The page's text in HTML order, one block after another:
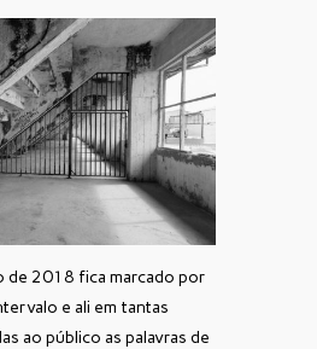
de 2018 fica marcado por
e ali em tantas
ao público as palavras de